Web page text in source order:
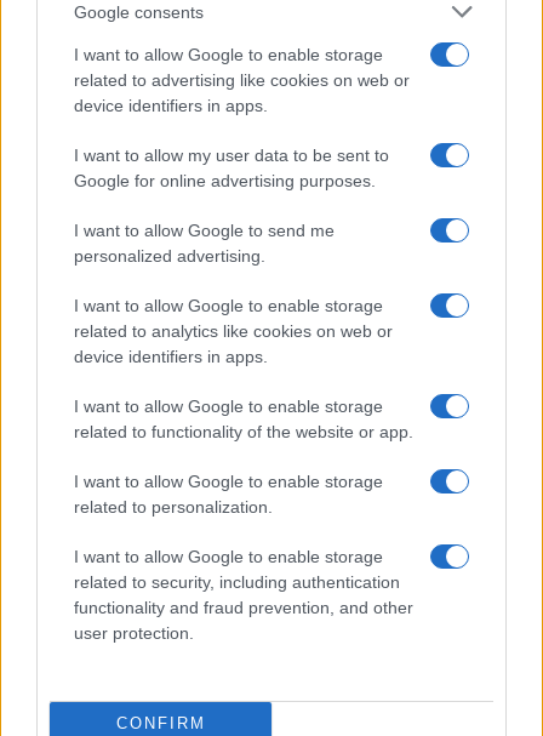
Google consents
I want to allow Google to enable storage
related to advertising like cookies on web or
device identifiers in apps.
I want to allow my user data to be sent to
Google for online advertising purposes.
I want to allow Google to send me
personalized advertising.
I want to allow Google to enable storage
related to analytics like cookies on web or
device identifiers in apps.
I want to allow Google to enable storage
related to functionality of the website or app.
I want to allow Google to enable storage
related to personalization.
I want to allow Google to enable storage
related to security, including authentication
functionality and fraud prevention, and other
user protection.
CONFIRM